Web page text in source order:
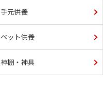
手元供養
ペット供養
神棚・神具